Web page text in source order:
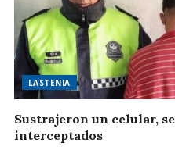
LASTENIA
Sustrajeron un celular,
interceptados